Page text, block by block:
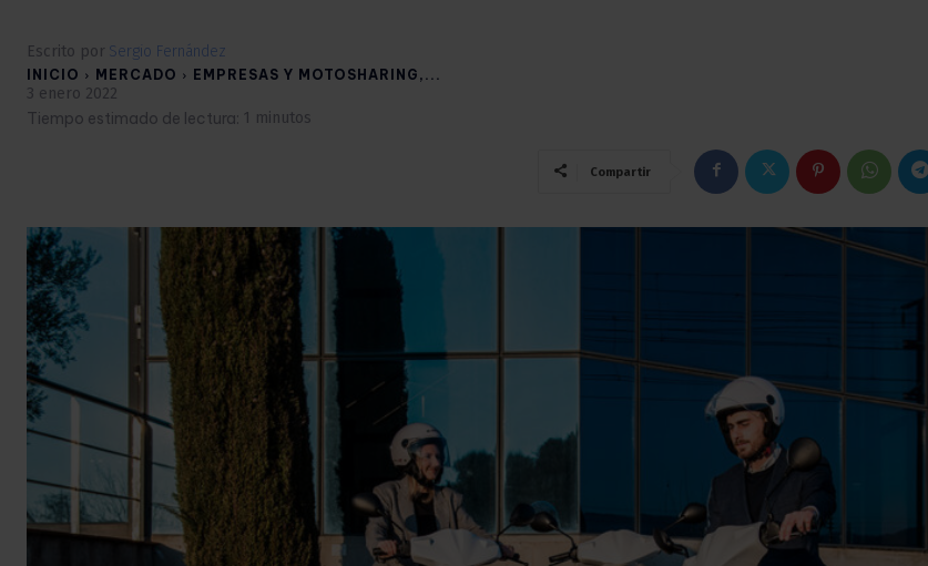
Escrito por Sergio Fernández
INICIO MERCADO EMPRESAS Y MOTOSHARING,...
3 enero 2022
Tiempo estimado de lectura: 1 minutos
Compartir